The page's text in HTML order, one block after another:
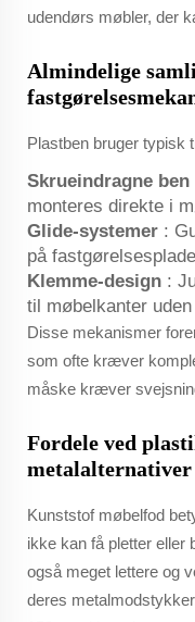
udendørs møbler, der
Almindelige
Plastben bruger typisk
Skrueindragne ben
monteres direkte i
Glide-systemer :
på
Klemme-design :
til møbelkanter
Disse mekanismer
som ofte kræver
måske kræver
Fordele ved
metalalternativer
Kunststof møbelfod
ikke kan få pletter eller
også meget lettere og
deres